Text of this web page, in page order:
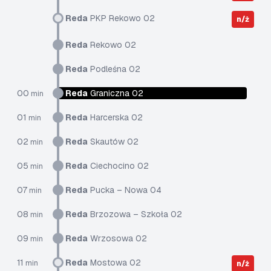
Reda PKP Rekowo 02 n/ż
Reda Rekowo 02
Reda Podleśna 02
00 min Reda Graniczna 02
01 min Reda Harcerska 02
02 min Reda Skautów 02
05 min Reda Ciechocino 02
07 min Reda Pucka – Nowa 04
08 min Reda Brzozowa – Szkoła 02
09 min Reda Wrzosowa 02
11 min Reda Mostowa 02 n/ż